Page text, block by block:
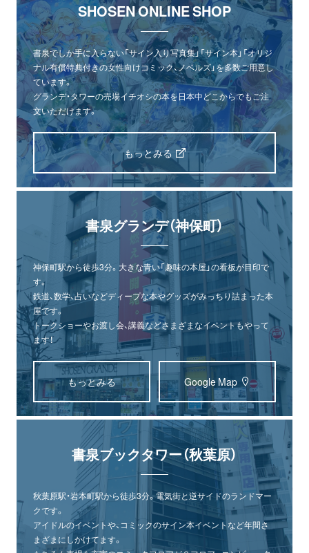
SHOSEN ONLINE SHOP
書泉でしか手に入らない「サイン入り写真集」「サイン本」「オリジ
ナル有償特典付きの女性向けコミック、ノベルズ」を多数ご用意し
ています。
グランデ・タワーの売場イチオシの本を日本中どこからでもご注
文いただけます。
もっとみる
書泉グランデ（神保町）
神保町駅から徒歩3分。大きな青い「趣味の本屋」の看板が目印で
す。
鉄道、数学、占いなどディープな本やグッズがみっちり詰まった本
屋です。
トークショーやお渡し会、講義などさまざまなイベントもやって
ます！
もっとみる Google Map
書泉ブックタワー（秋葉原）
秋葉原駅・岩本町駅から徒歩3分。電気街と逆サイドのランドマー
クです。
アイドルのイベントや、コミックのサイン本イベントなど年間さ
まざまにしかけてます。